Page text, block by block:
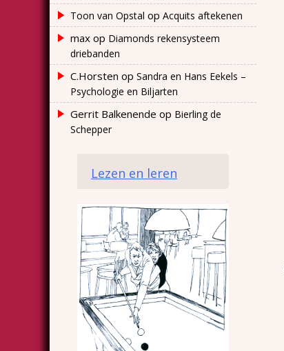
Toon van Opstal op Acquits aftekenen
max op Diamonds rekensysteem
driebanden
C.Horsten op Sandra en Hans Eekels –
Psychologie en Biljarten
Gerrit Balkenende op Bierling de
Schepper
Lezen en leren